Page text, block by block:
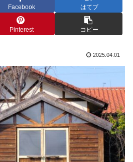
Facebook はてブ
Pinterest コピー
2025.04.01